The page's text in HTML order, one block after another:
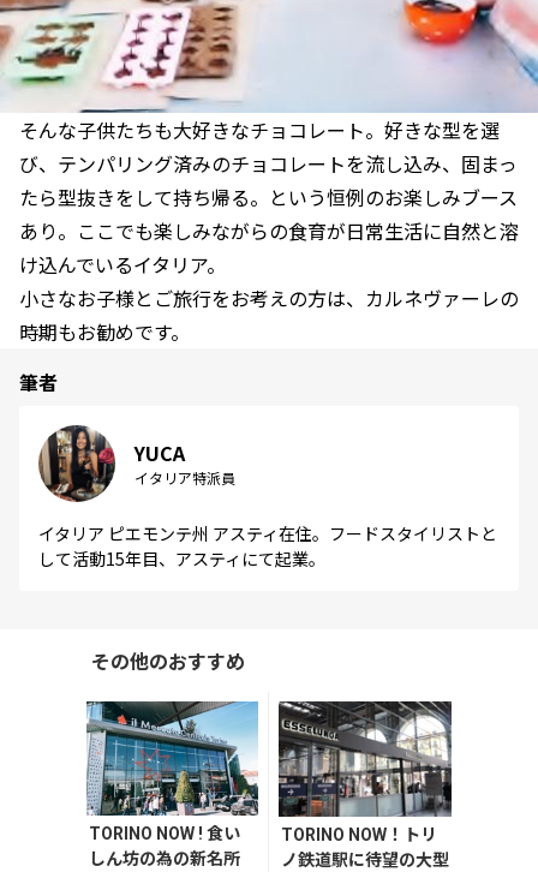
そんな子供たちも大好きなチョコレート。好きな型を選
び、テンパリング済みのチョコレートを流し込み、固まっ
たら型抜きをして持ち帰る。という恒例のお楽しみブース
あり。ここでも楽しみながらの食育が日常生活に自然と溶
け込んでいるイタリア。
小さなお子様とご旅行をお考えの方は、カルネヴァーレの
時期もお勧めです。
筆者
YUCA
イタリア特派員
イタリア ピエモンテ州 アスティ在住。フードスタイリストと
して活動15年目、アスティにて起業。
その他のおすすめ
TORINO NOW ! 食い
しん坊の為の新名所
TORINO NOW！トリ
ノ鉄道駅に待望の大型